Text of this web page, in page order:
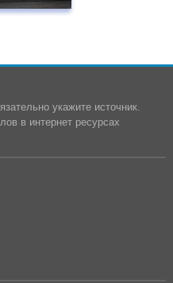
укажите источник.
в интернет ресурсах